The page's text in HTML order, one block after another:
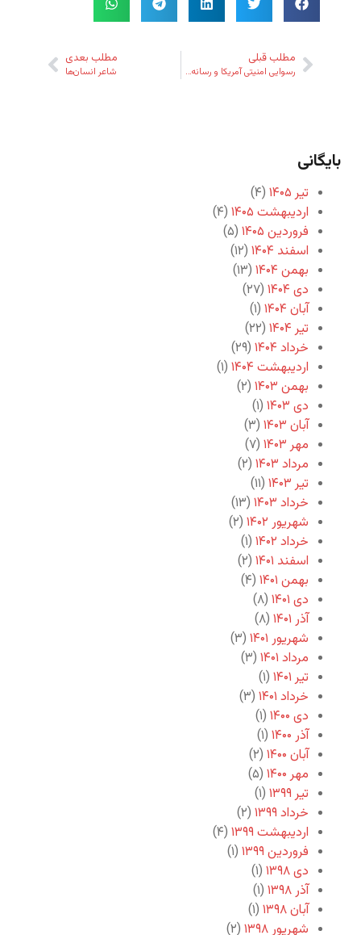
مطلب قبلی
رسوایی امنیتی آمریکا و رسانه‌های شفاف
مطلب بعدی
شاعر انسان‌ها
بایگانی
تیر ۱۴۰۵
(۴)
اردیبهشت ۱۴۰۵
(۴)
فروردین ۱۴۰۵
(۵)
اسفند ۱۴۰۴
(۱۲)
بهمن ۱۴۰۴
(۱۳)
دی ۱۴۰۴
(۲۷)
آبان ۱۴۰۴
(۱)
تیر ۱۴۰۴
(۲۲)
خرداد ۱۴۰۴
(۲۹)
اردیبهشت ۱۴۰۴
(۱)
بهمن ۱۴۰۳
(۲)
دی ۱۴۰۳
(۱)
آبان ۱۴۰۳
(۳)
مهر ۱۴۰۳
(۷)
مرداد ۱۴۰۳
(۲)
تیر ۱۴۰۳
(۱۱)
خرداد ۱۴۰۳
(۱۳)
شهریور ۱۴۰۲
(۲)
خرداد ۱۴۰۲
(۱)
اسفند ۱۴۰۱
(۲)
بهمن ۱۴۰۱
(۴)
دی ۱۴۰۱
(۸)
آذر ۱۴۰۱
(۸)
شهریور ۱۴۰۱
(۳)
مرداد ۱۴۰۱
(۳)
تیر ۱۴۰۱
(۱)
خرداد ۱۴۰۱
(۳)
دی ۱۴۰۰
(۱)
آذر ۱۴۰۰
(۱)
آبان ۱۴۰۰
(۲)
مهر ۱۴۰۰
(۵)
تیر ۱۳۹۹
(۱)
خرداد ۱۳۹۹
(۲)
اردیبهشت ۱۳۹۹
(۴)
فروردین ۱۳۹۹
(۱)
دی ۱۳۹۸
(۱)
آذر ۱۳۹۸
(۱)
آبان ۱۳۹۸
(۱)
شهریور ۱۳۹۸
(۲)